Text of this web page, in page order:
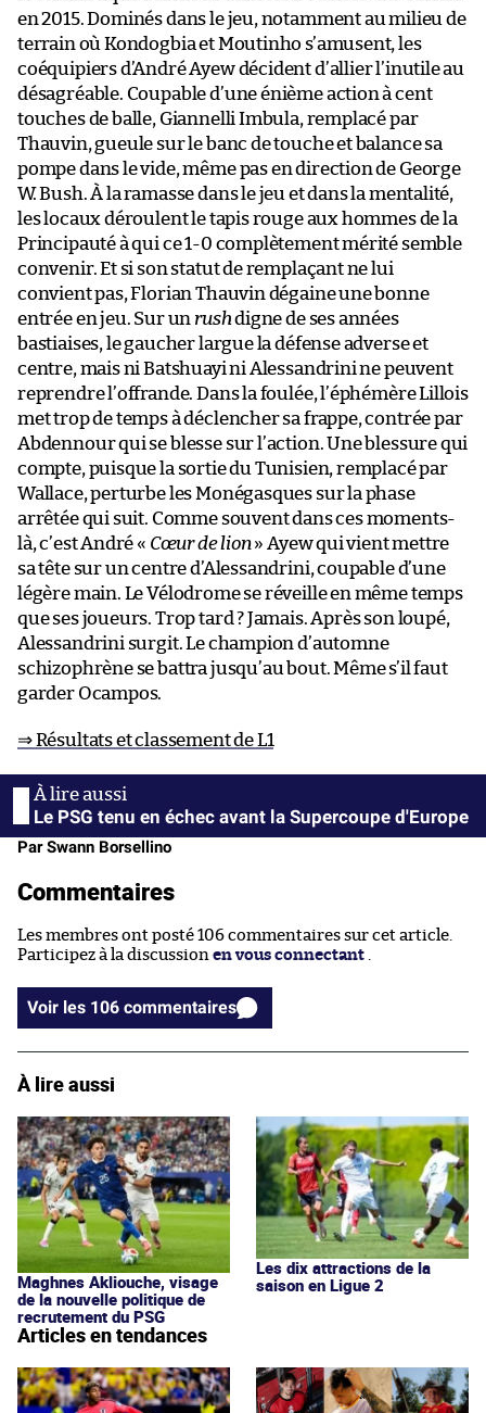
en 2015. Dominés dans le jeu, notamment au milieu de
terrain où Kondogbia et Moutinho s’amusent, les
coéquipiers d’André Ayew décident d’allier l’inutile au
désagréable. Coupable d’une énième action à cent
touches de balle, Giannelli Imbula, remplacé par
Thauvin, gueule sur le banc de touche et balance sa
pompe dans le vide, même pas en direction de George
W. Bush. À la ramasse dans le jeu et dans la mentalité,
les locaux déroulent le tapis rouge aux hommes de la
Principauté à qui ce 1-0 complètement mérité semble
convenir. Et si son statut de remplaçant ne lui
convient pas, Florian Thauvin dégaine une bonne
entrée en jeu. Sur un rushdigne de ses années
bastiaises, le gaucher largue la défense adverse et
centre, mais ni Batshuayi ni Alessandrini ne peuvent
reprendre l’offrande. Dans la foulée, l’éphémère Lillois
met trop de temps à déclencher sa frappe, contrée par
Abdennour qui se blesse sur l’action. Une blessure qui
compte, puisque la sortie du Tunisien, remplacé par
Wallace, perturbe les Monégasques sur la phase
arrêtée qui suit. Comme souvent dans ces moments-
là, c’est André « Cœur de lion» Ayew qui vient mettre
sa tête sur un centre d’Alessandrini, coupable d’une
légère main. Le Vélodrome se réveille en même temps
que ses joueurs. Trop tard ? Jamais. Après son loupé,
Alessandrini surgit. Le champion d’automne
schizophrène se battra jusqu’au bout. Même s’il faut
garder Ocampos.
⇒ Résultats et classement de L1
Le PSG tenu en échec avant la Supercoupe d'Europe
Par Swann Borsellino
Commentaires
Les membres ont posté 106 commentaires sur cet article.
Participez à la discussion en vous connectant .
Voir les 106 commentaires
À lire aussi
Maghnes Akliouche, visage
de la nouvelle politique de
recrutement du PSG
Les dix attractions de la
saison en Ligue 2
Articles en tendances